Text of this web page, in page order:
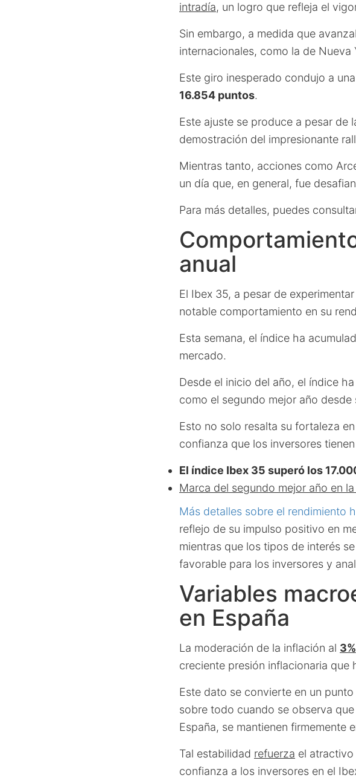
intradía, un logro que refleja el
Sin embargo, a medida que
internacionales, como la de Nueva
Este giro inesperado condujo a una
16.854 puntos.
Este ajuste se produce a pesar de
demostración del impresionante
Mientras tanto, acciones como
un día que, en general, fue
Para más detalles, puedes
anual
El Ibex 35, a pesar de
notable comportamiento en su
Esta semana, el índice ha
mercado.
Desde el inicio del año, el índice
como el segundo mejor año desde
Esto no solo resalta su fortaleza
confianza que los inversores
El índice Ibex 35 superó los
Marca del segundo mejor año en
Más detalles sobre el rendimiento
reflejo de su impulso positivo en
mientras que los tipos de interés
favorable para los inversores y
Variables
en España
La moderación de la inflación al 3%
creciente presión inflacionaria que
Este dato se convierte en un
sobre todo cuando se observa
España, se mantienen firmemente
Tal estabilidad refuerza el
confianza a los inversores en el